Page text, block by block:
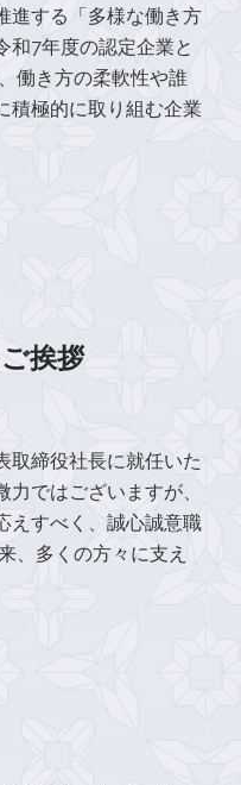
進する「多様な働き方
和7年度の認定企業と
働き方の柔軟性や誰
積極的に取り組む企業
挨拶
取締役社長に就任いた
ではございますが、
えすべく、誠心誠意職
、多くの方々に支え